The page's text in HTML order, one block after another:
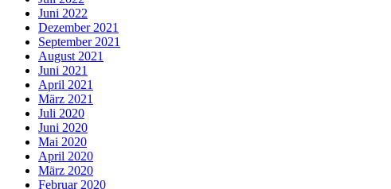
Juni 2022
Dezember 2021
September 2021
August 2021
Juni 2021
April 2021
März 2021
Juli 2020
Juni 2020
Mai 2020
April 2020
März 2020
Februar 2020